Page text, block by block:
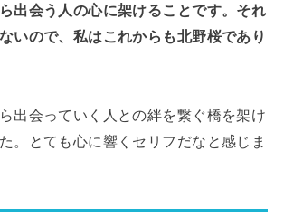
出会う人の心に架けることです。それ
いので、私はこれからも北野桜であり
出会っていく人との絆を繋ぐ橋を架け
。とても心に響くセリフだなと感じま